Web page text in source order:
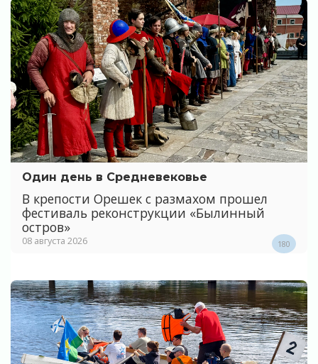
Один день в Средневековье
В крепости Орешек с размахом прошел
фестиваль реконструкции «Былинный
остров»
08 августа 2026 180